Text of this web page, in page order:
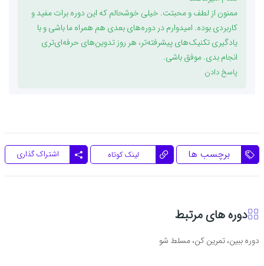
ممنون از لطف و محبتت. خیلی خوشحالم که این دوره برات مفید و
کاربردی بوده. امیدوارم در دوره‌های بعدی هم همراه ما باشی و با
یادگیری تکنیک‌های پیشرفته‌تر، هر روز تدوین‌های حرفه‌ای‌تری
انجام بدی. موفق باشی.
پاسخ دادن
برچسب ها لینک کوتاه اشتراک گذاری
دوره های مرتبط
دوره ببین، تمرین کن، مسلط شو